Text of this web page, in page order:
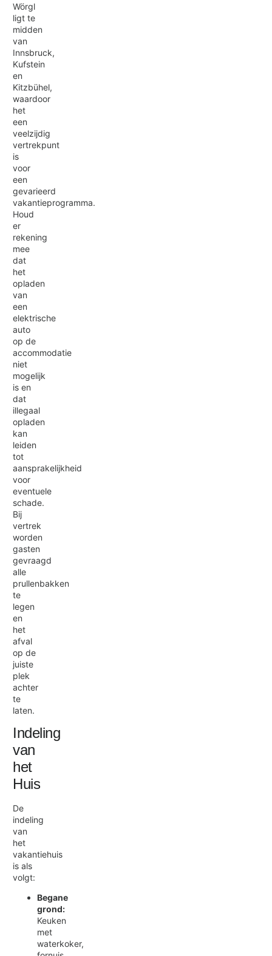
Wörgl
ligt te
midden
van
Innsbruck,
Kufstein
en
Kitzbühel,
waardoor
het
een
veelzijdig
vertrekpunt
is
voor
een
gevarieerd
vakantieprogramma.
Houd
er
rekening
mee
dat
het
opladen
van
een
elektrische
auto
op de
accommodatie
niet
mogelijk
is en
dat
illegaal
opladen
kan
leiden
tot
aansprakelijkheid
voor
eventuele
schade.
Bij
vertrek
worden
gasten
gevraagd
alle
prullenbakken
te
legen
en
het
afval
op de
juiste
plek
achter
te
laten.
Indeling
van
het
Huis
De
indeling
van
het
vakantiehuis
is als
volgt:
Begane
grond:
Keuken
met
waterkoker,